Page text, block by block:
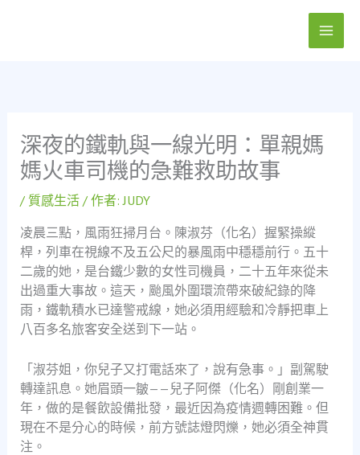
深夜的鐵軌與一線光明：單親媽
媽火車司機的急難救助故事
/ 質感生活/ 作者:JUDY
凌晨三點，風雨狂掃月台。陳淑芬（化名）握緊操縱
桿，列車在視線不及五公尺的暴風雨中穩穩前行。五十
二歲的她，是台鐵少數的女性司機員，二十五年來從未
出過重大事故。這天，颱風外圍環流帶來破紀錄的降
雨，鐵軌積水已達警戒線，她必須用經驗和冷靜把車上
八百多名旅客安全送到下一站。
「淑芬姐，你兒子又打電話來了，說有急事。」副駕駛
轉達訊息。她眉頭一皺——兒子阿傑（化名）剛創業一
年，做的是餐飲設備批發，最近因為疫情週轉困難。但
現在不是分心的時候，前方號誌燈閃爍，她必須全神貫
注。